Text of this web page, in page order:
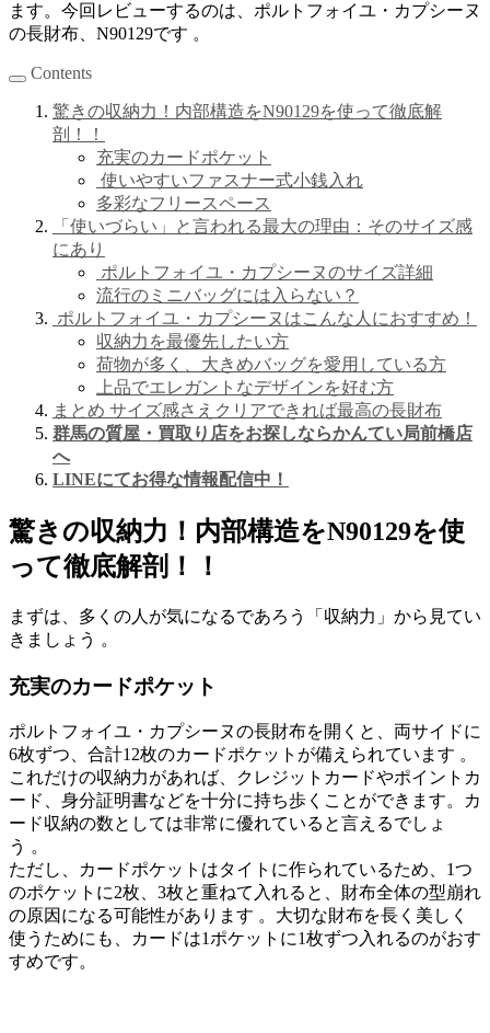
ます。今回レビューするのは、ポルトフォイユ・カプシーヌ
の長財布、N90129です 。
Contents
驚きの収納力！内部構造をN90129を使って徹底解
剖！！
充実のカードポケット
使いやすいファスナー式小銭入れ
多彩なフリースペース
「使いづらい」と言われる最大の理由：そのサイズ感
にあり
ポルトフォイユ・カプシーヌのサイズ詳細
流行のミニバッグには入らない？
ポルトフォイユ・カプシーヌはこんな人におすすめ！
収納力を最優先したい方
荷物が多く、大きめバッグを愛用している方
上品でエレガントなデザインを好む方
まとめ サイズ感さえクリアできれば最高の長財布
群馬の質屋・買取り店をお探しならかんてい局前橋店
へ
LINEにてお得な情報配信中！
驚きの収納力！内部構造をN90129を使
って徹底解剖！！
まずは、多くの人が気になるであろう「収納力」から見てい
きましょう 。
充実のカードポケット
ポルトフォイユ・カプシーヌの長財布を開くと、両サイドに
6枚ずつ、合計12枚のカードポケットが備えられています 。
これだけの収納力があれば、クレジットカードやポイントカ
ード、身分証明書などを十分に持ち歩くことができます。カ
ード収納の数としては非常に優れていると言えるでしょ
う 。
ただし、カードポケットはタイトに作られているため、1つ
のポケットに2枚、3枚と重ねて入れると、財布全体の型崩れ
の原因になる可能性があります 。大切な財布を長く美しく
使うためにも、カードは1ポケットに1枚ずつ入れるのがおす
すめです。